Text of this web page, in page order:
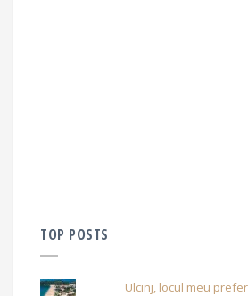
TOP POSTS
Ulcinj, locul meu